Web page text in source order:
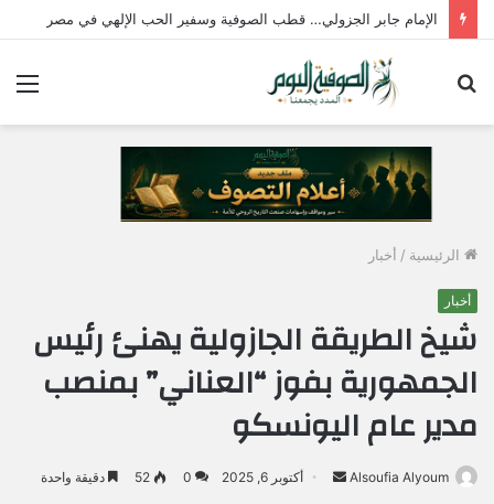
الإمام جابر الجزولي… قطب الصوفية وسفير الحب الإلهي في مصر
الرئيسية / أخبار
أخبار
شيخ الطريقة الجازولية يهنئ رئيس
الجمهورية بفوز “العناني” بمنصب
مدير عام اليونسكو
Alsoufia Alyoum أكتوبر 6, 2025 0
52 دقيقة واحدة